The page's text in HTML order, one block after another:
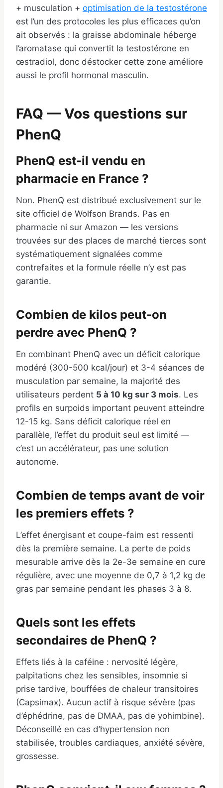
+ musculation + optimisation de la testostérone
est l’un des protocoles les plus efficaces qu’on
ait observés : la graisse abdominale héberge
l’aromatase qui convertit la testostérone en
œstradiol, donc déstocker cette zone améliore
aussi le profil hormonal masculin.
FAQ — Vos questions sur
PhenQ
PhenQ est-il vendu en
pharmacie en France ?
Non. PhenQ est distribué exclusivement sur le
site officiel de Wolfson Brands. Pas en
pharmacie ni sur Amazon — les versions
trouvées sur des places de marché tierces sont
systématiquement signalées comme
contrefaites et la formule réelle n’y est pas
garantie.
Combien de kilos peut-on
perdre avec PhenQ ?
En combinant PhenQ avec un déficit calorique
modéré (300-500 kcal/jour) et 3-4 séances de
musculation par semaine, la majorité des
utilisateurs perdent 5 à 10 kg sur 3 mois. Les
profils en surpoids important peuvent atteindre
12-15 kg. Sans déficit calorique réel en
parallèle, l’effet du produit seul est limité —
c’est un accélérateur, pas une solution
autonome.
Combien de temps avant de voir
les premiers effets ?
L’effet énergisant et coupe-faim est ressenti
dès la première semaine. La perte de poids
mesurable arrive dès la 2e-3e semaine en cure
régulière, avec une moyenne de 0,7 à 1,2 kg de
gras par semaine pendant les phases 3 à 8.
Quels sont les effets
secondaires de PhenQ ?
Effets liés à la caféine : nervosité légère,
palpitations chez les sensibles, insomnie si
prise tardive, bouffées de chaleur transitoires
(Capsimax). Aucun actif à risque sévère (pas
d’éphédrine, pas de DMAA, pas de yohimbine).
Déconseillé en cas d’hypertension non
stabilisée, troubles cardiaques, anxiété sévère,
grossesse.